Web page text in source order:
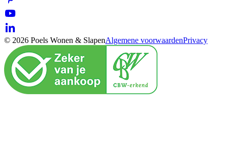
© 2026 Poels Wonen & SlapenAlgemene voorwaardenPrivacy